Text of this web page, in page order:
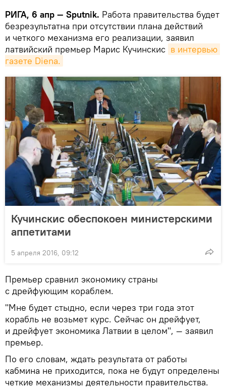
РИГА, 6 апр — Sputnik. Работа правительства будет
безрезультатна при отсутствии плана действий
и четкого механизма его реализации, заявил
латвийский премьер Марис Кучинскис в интервью
газете Diena.
Кучинскис обеспокоен министерскими
аппетитами
5 апреля 2016, 09:12
Премьер сравнил экономику страны
с дрейфующим кораблем.
"Мне будет стыдно, если через три года этот
корабль не возьмет курс. Сейчас он дрейфует,
и дрейфует экономика Латвии в целом", — заявил
премьер.
По его словам, ждать результата от работы
кабмина не приходится, пока не будут определены
четкие механизмы деятельности правительства.